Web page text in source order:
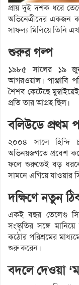
প্রায় দুই দশক ধরে
অভিনেত্রীদের একজন
সাফল্য মিলিয়ে তিনি
শুরুর গল্প
১৯৮৫ সালের ১৯
আগরওয়াল। পাঞ্জাবি
শৈশব কেটেছে
প্রতি তার আগ্রহ ছিল।
বলিউডে প্রথম
২০০৪ সালে হিন্দি
অভিনয়জগতে প্রবেশ
ফলে শুরুতেই বড়
সামনে এগিয়ে যাওয়ার
দক্ষিণে নতুন
একই বছর তেলেগু
সংস্কৃতির সঙ্গে
কঠোর পরিশ্রমের
শুরু করেন।
বদলে দেওয়া